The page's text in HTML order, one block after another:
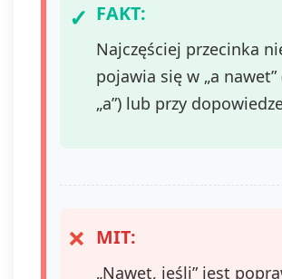
FAKT:
Najczęściej przecinka
pojawia się w „a nawet”
„a”) lub przy
MIT:
„Nawet, jeśli” jest